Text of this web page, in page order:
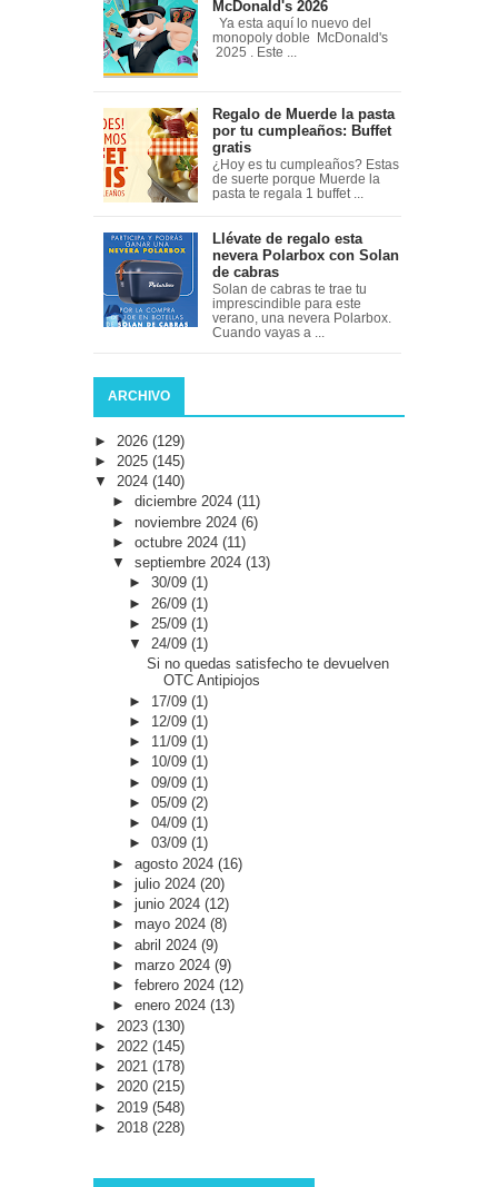
McDonald's 2026
Ya esta aquí lo nuevo del
monopoly doble McDonald's
2025 . Este ...
Regalo de Muerde la pasta
por tu cumpleaños: Buffet
gratis
¿Hoy es tu cumpleaños? Estas
de suerte porque Muerde la
pasta te regala 1 buffet ...
Llévate de regalo esta
nevera Polarbox con Solan
de cabras
Solan de cabras te trae tu
imprescindible para este
verano, una nevera Polarbox.
Cuando vayas a ...
ARCHIVO
► 2026 (129)
► 2025 (145)
▼ 2024 (140)
► diciembre 2024 (11)
► noviembre 2024 (6)
► octubre 2024 (11)
▼ septiembre 2024 (13)
►30/09(1)
► 26/09(1)
► 25/09(1)
▼24/09(1)
Si no quedas satisfecho te devuelven
OTC Antipiojos
► 17/09(1)
► 12/09(1)
► 11/09(1)
► 10/09(1)
►09/09(1)
►05/09(2)
►04/09(1)
►03/09(1)
► agosto 2024 (16)
► julio 2024 (20)
► junio 2024 (12)
► mayo 2024 (8)
► abril 2024 (9)
► marzo 2024 (9)
► febrero 2024 (12)
► enero 2024 (13)
► 2023 (130)
► 2022 (145)
► 2021 (178)
► 2020 (215)
► 2019 (548)
► 2018 (228)